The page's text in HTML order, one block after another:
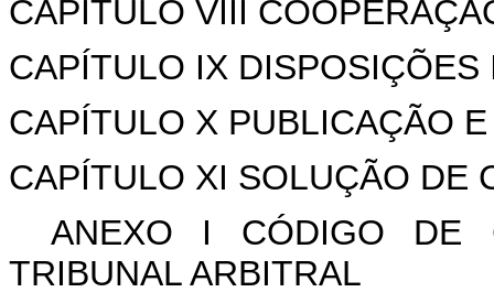
CAPÍTULO VIII
CAPÍTULO IX
CAPÍTULO X PUBLICAÇÃO
CAPÍTULO XI SOLUÇÃO DE
ANEXO I CÓDIGO DE
TRIBUNAL ARBITRAL